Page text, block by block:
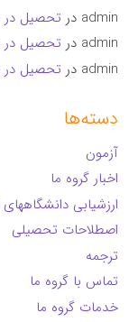
admin در تحصیل در
admin در تحصیل در
admin در تحصیل در
دسته‌ها
آزمون
اخبار گروه ما
ارزشیابی
اصطلاحات تحصیلی
ترجمه
تماس با گروه ما
خدمات گروه ما